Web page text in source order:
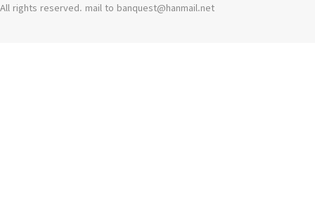
All rights reserved. mail to banquest@hanmail.net